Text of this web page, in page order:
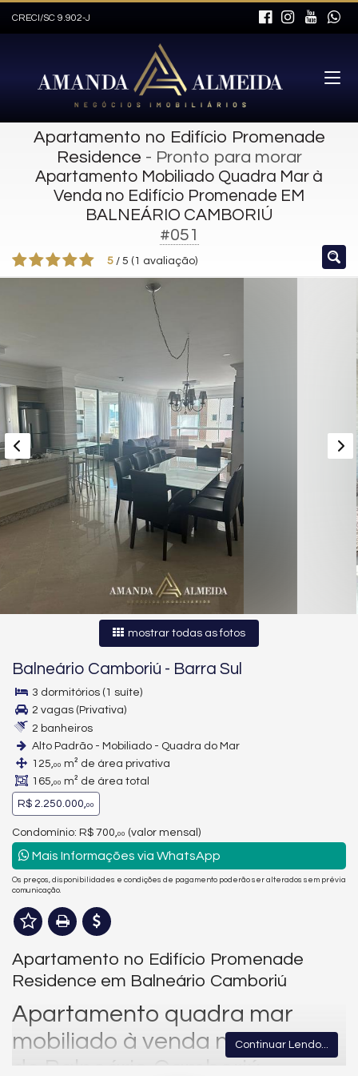
CRECI/SC 9.902-J
Apartamento no Edifício Promenade
Residence - Pronto para morar
Apartamento Mobiliado Quadra Mar à
Venda no Edifício Promenade EM
BALNEÁRIO CAMBORIÚ
#051
5 / 5 ( 1 avaliação)
mostrar todas as fotos
Balneário Camboriú - Barra Sul
3 dormitórios (1 suíte)
2 vagas (Privativa)
2 banheiros
Alto Padrão - Mobiliado - Quadra do Mar
125,00 m² de área privativa
165,00 m² de área total
R$ 2.250.000,00
Condomínio: R$ 700, 00 (valor mensal)
Mais Informações via WhatsApp
Os preços, disponibilidades e condições de pagamento poderão ser alterados sem prévia
comunicação.
Apartamento no Edifício Promenade
Residence em Balneário Camboriú
Apartamento quadra mar
mobiliado à venda no Centro
de Balneário Camboriú
Continuar Lendo...